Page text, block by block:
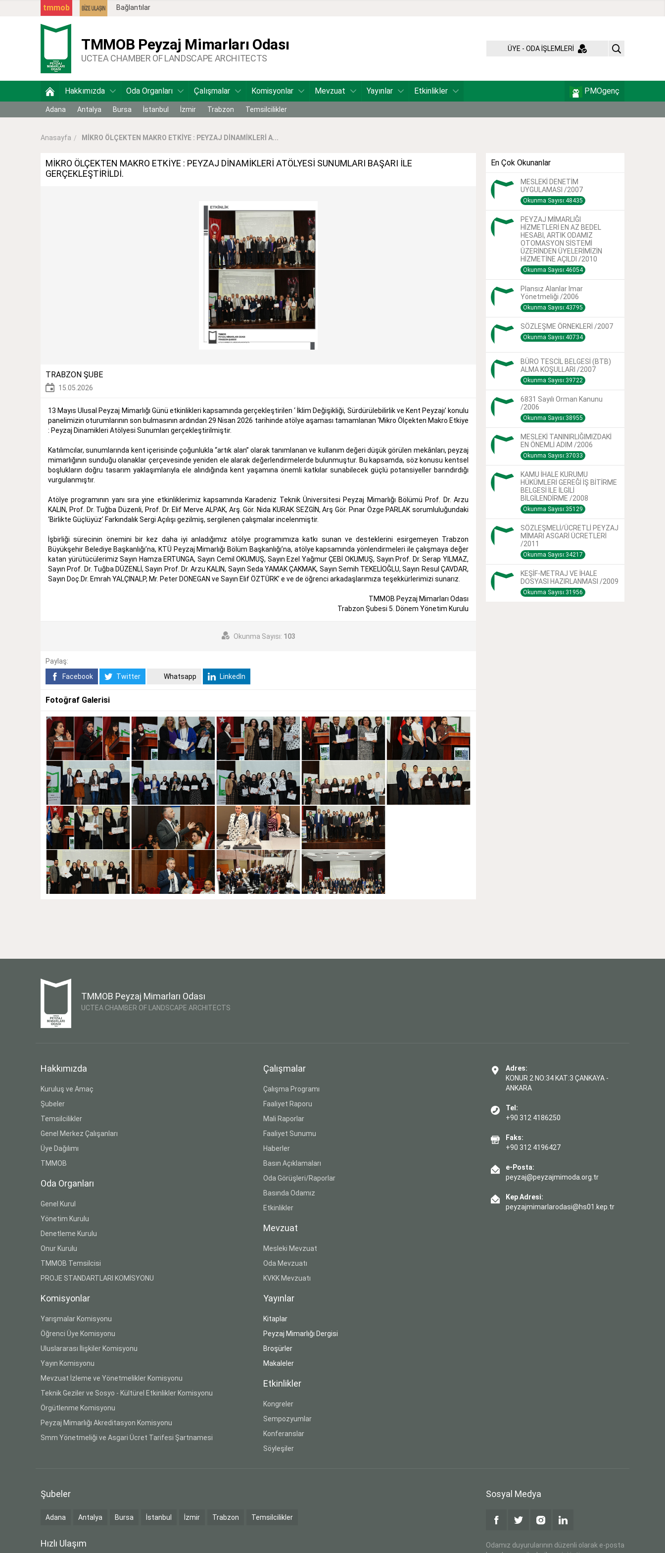
Bağlantılar
tmmob
TMMOB Peyzaj Mimarları Odası
UCTEA CHAMBER OF LANDSCAPE ARCHITECTS
ÜYE - ODA İŞLEMLERİ
Hakkımızda Oda Organları Çalışmalar Komisyonlar Mevzuat Yayınlar Etkinlikler PMOgenç
Adana Antalya Bursa İstanbul İzmir Trabzon Temsilcilikler
Anasayfa MİKRO ÖLÇEKTEN MAKRO ETKİYE : PEYZAJ DİNAMİKLERİ A...
MİKRO ÖLÇEKTEN MAKRO ETKİYE : PEYZAJ DİNAMİKLERİ ATÖLYESİ SUNUMLARI BAŞARI İLE
GERÇEKLEŞTİRİLDİ.
TRABZON ŞUBE
15.05.2026
13 Mayıs Ulusal Peyzaj Mimarlığı Günü etkinlikleri kapsamında gerçekleştirilen ‘ İklim Değişikliği, Sürdürülebilirlik ve Kent Peyzajı’ konulu
panelimizin oturumlarının son bulmasının ardından 29 Nisan 2026 tarihinde atölye aşaması tamamlanan ‘Mikro Ölçekten Makro Etkiye
: Peyzaj Dinamikleri Atölyesi Sunumları gerçekleştirilmiştir.
Katılımcılar, sunumlarında kent içerisinde çoğunlukla “artık alan” olarak tanımlanan ve kullanım değeri düşük görülen mekânları, peyzaj
mimarlığının sunduğu olanaklar çerçevesinde yeniden ele alarak değerlendirmelerde bulunmuştur. Bu kapsamda, söz konusu kentsel
boşlukların doğru tasarım yaklaşımlarıyla ele alındığında kent yaşamına önemli katkılar sunabilecek güçlü potansiyeller barındırdığı
vurgulanmıştır.
Atölye programının yanı sıra yine etkinliklerimiz kapsamında Karadeniz Teknik Üniversitesi Peyzaj Mimarlığı Bölümü Prof. Dr. Arzu
KALIN, Prof. Dr. Tuğba Düzenli, Prof. Dr. Elif Merve ALPAK, Arş. Gör. Nida KURAK SEZGİN, Arş Gör. Pınar Özge PARLAK sorumluluğundaki
‘Birlikte Güçlüyüz’ Farkındalık Sergi Açılışı gezilmiş, sergilenen çalışmalar incelenmiştir.
İşbirliği sürecinin önemini bir kez daha iyi anladığımız atölye programımıza katkı sunan ve desteklerini esirgemeyen Trabzon
Büyükşehir Belediye Başkanlığı’na, KTÜ Peyzaj Mimarlığı Bölüm Başkanlığı’na, atölye kapsamında yönlendirmeleri ile çalışmaya değer
katan yürütücülerimiz Sayın Hamza ERTUNGA, Sayın Cemil OKUMUŞ, Sayın Ezel Yağmur ÇEBİ OKUMUŞ, Sayın Prof. Dr. Serap YILMAZ,
Sayın Prof. Dr. Tuğba DÜZENLİ, Sayın Prof. Dr. Arzu KALIN, Sayın Seda YAMAK ÇAKMAK, Sayın Semih TEKELİOĞLU, Sayın Resul ÇAVDAR,
Sayın Doç.Dr. Emrah YALÇINALP, Mr. Peter DONEGAN ve Sayın Elif ÖZTÜRK’ e ve de öğrenci arkadaşlarımıza teşekkürlerimizi sunarız.
TMMOB Peyzaj Mimarları Odası
Trabzon Şubesi 5. Dönem Yönetim Kurulu
Okunma Sayısı: 103
Paylaş:
Facebook
Twitter Whatsapp LinkedIn
Fotoğraf Galerisi
En Çok Okunanlar
MESLEKİ DENETİM
UYGULAMASI /2007
Okunma Sayısı:48435
PEYZAJ MİMARLIĞI
HİZMETLERİ EN AZ BEDEL
HESABI, ARTIK ODAMIZ
OTOMASYON SİSTEMİ
ÜZERİNDEN ÜYELERİMİZİN
HİZMETİNE AÇILDI /2010
Okunma Sayısı:46054
Plansız Alanlar Imar
Yönetmeliği /2006
Okunma Sayısı:43795
SÖZLEŞME ÖRNEKLERİ /2007
Okunma Sayısı:40734
BÜRO TESCİL BELGESİ (BTB)
ALMA KOŞULLARI /2007
Okunma Sayısı:39722
6831 Sayılı Orman Kanunu
/2006
Okunma Sayısı:38955
MESLEKİ TANINIRLIĞIMIZDAKİ
EN ÖNEMLİ ADIM /2006
Okunma Sayısı:37033
KAMU İHALE KURUMU
HÜKÜMLERİ GEREĞİ İŞ BİTİRME
BELGESİ İLE İLGİLİ
BİLGİLENDİRME /2008
Okunma Sayısı:35129
SÖZLEŞMELİ/ÜCRETLİ PEYZAJ
MİMARI ASGARİ ÜCRETLERİ
/2011
Okunma Sayısı:34217
KEŞİF-METRAJ VE İHALE
DOSYASI HAZIRLANMASI /2009
Okunma Sayısı:31956
TMMOB Peyzaj Mimarları Odası
UCTEA CHAMBER OF LANDSCAPE ARCHITECTS
Hakkımızda
Kuruluş ve Amaç
Şubeler
Temsilcilikler
Genel Merkez Çalışanları
Üye Dağılımı
TMMOB
Oda Organları
Genel Kurul
Yönetim Kurulu
Denetleme Kurulu
Onur Kurulu
TMMOB Temsilcisi
PROJE STANDARTLARI KOMİSYONU
Komisyonlar
Yarışmalar Komisyonu
Öğrenci Üye Komisyonu
Uluslararası İlişkiler Komisyonu
Yayın Komisyonu
Mevzuat İzleme ve Yönetmelikler Komisyonu
Teknik Geziler ve Sosyo - Kültürel Etkinlikler Komisyonu
Örgütlenme Komisyonu
Peyzaj Mimarlığı Akreditasyon Komisyonu
Smm Yönetmeliği ve Asgari Ücret Tarifesi Şartnamesi
Çalışmalar
Çalışma Programı
Faaliyet Raporu
Mali Raporlar
Faaliyet Sunumu
Haberler
Basın Açıklamaları
Oda Görüşleri/Raporlar
Basında Odamız
Etkinlikler
Mevzuat
Mesleki Mevzuat
Oda Mevzuatı
KVKK Mevzuatı
Yayınlar
Kitaplar
Peyzaj Mimarlığı Dergisi
Broşürler
Makaleler
Etkinlikler
Kongreler
Sempozyumlar
Konferanslar
Söyleşiler
Adres:
KONUR 2 NO:34 KAT:3 ÇANKAYA -
ANKARA
Tel:
+90 312 4186250
Faks:
+90 312 4196427
e-Posta:
peyzaj@peyzajmimoda.org.tr
Kep Adresi:
peyzajmimarlarodasi@hs01.kep.tr
Şubeler
Adana Antalya Bursa İstanbul İzmir Trabzon Temsilcilikler
Hızlı Ulaşım
Sosyal Medya
Odamız duyurularının düzenli olarak e-posta